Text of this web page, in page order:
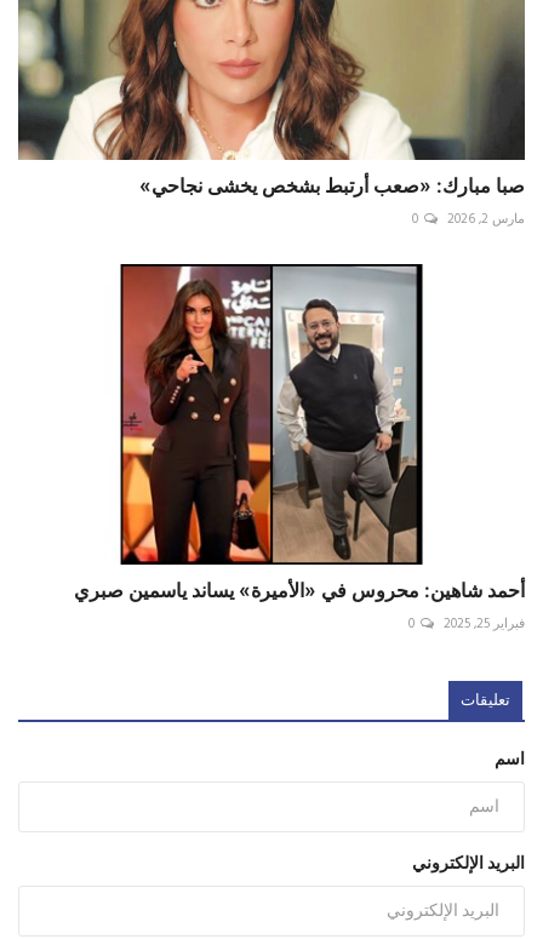
صبا مبارك: «صعب أرتبط بشخص يخشى نجاحي»
مارس 2, 2026 0
أحمد شاهين: محروس في «الأميرة» يساند ياسمين صبري
فبراير 25, 2025 0
تعليقات
اسم
البريد الإلكتروني